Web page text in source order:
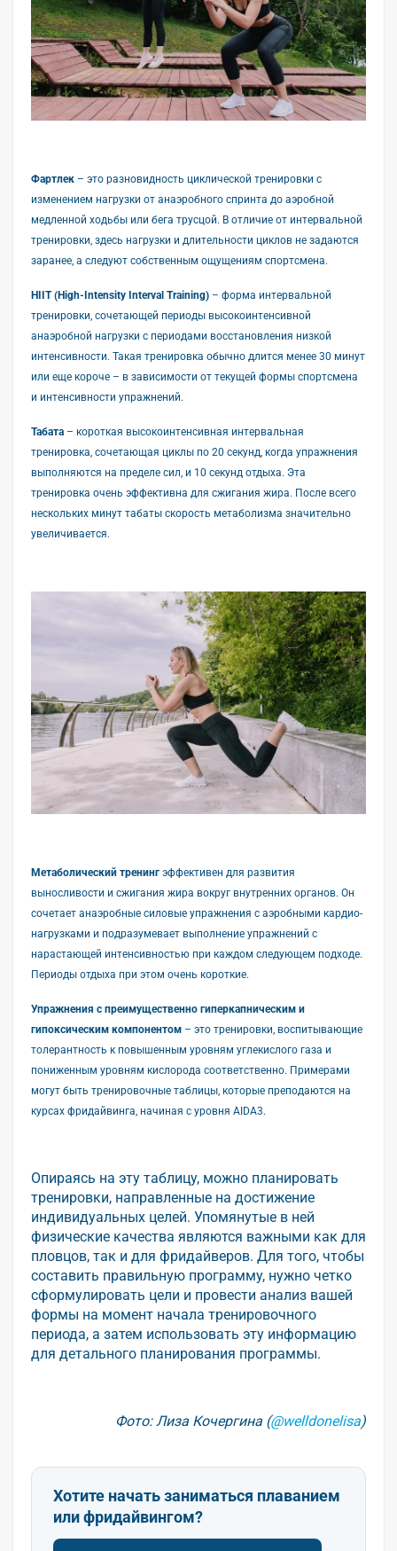
Фартлек – это разновидность циклической тренировки с
изменением нагрузки от анаэробного спринта до аэробной
медленной ходьбы или бега трусцой. В отличие от интервальной
тренировки, здесь нагрузки и длительности циклов не задаются
заранее, а следуют собственным ощущениям спортсмена.
HIIT (High-Intensity Interval Training) – форма интервальной
тренировки, сочетающей периоды высокоинтенсивной
анаэробной нагрузки с периодами восстановления низкой
интенсивности. Такая тренировка обычно длится менее 30 минут
или еще короче – в зависимости от текущей формы спортсмена
и интенсивности упражнений.
Табата – короткая высокоинтенсивная интервальная
тренировка, сочетающая циклы по 20 секунд, когда упражнения
выполняются на пределе сил, и 10 секунд отдыха. Эта
тренировка очень эффективна для сжигания жира. После всего
нескольких минут табаты скорость метаболизма значительно
увеличивается.
Метаболический тренинг эффективен для развития
выносливости и сжигания жира вокруг внутренних органов. Он
сочетает анаэробные силовые упражнения с аэробными кардио-
нагрузками и подразумевает выполнение упражнений с
нарастающей интенсивностью при каждом следующем подходе.
Периоды отдыха при этом очень короткие.
Упражнения с преимущественно гиперкапническим и
гипоксическим компонентом – это тренировки, воспитывающие
толерантность к повышенным уровням углекислого газа и
пониженным уровням кислорода соответственно. Примерами
могут быть тренировочные таблицы, которые преподаются на
курсах фридайвинга, начиная с уровня AIDA3.
Опираясь на эту таблицу, можно планировать
тренировки, направленные на достижение
индивидуальных целей. Упомянутые в ней
физические качества являются важными как для
пловцов, так и для фридайверов. Для того, чтобы
составить правильную программу, нужно четко
сформулировать цели и провести анализ вашей
формы на момент начала тренировочного
периода, а затем использовать эту информацию
для детального планирования программы.
Фото: Лиза Кочергина (@welldonelisa)
Хотите начать заниматься плаванием
или фридайвингом?